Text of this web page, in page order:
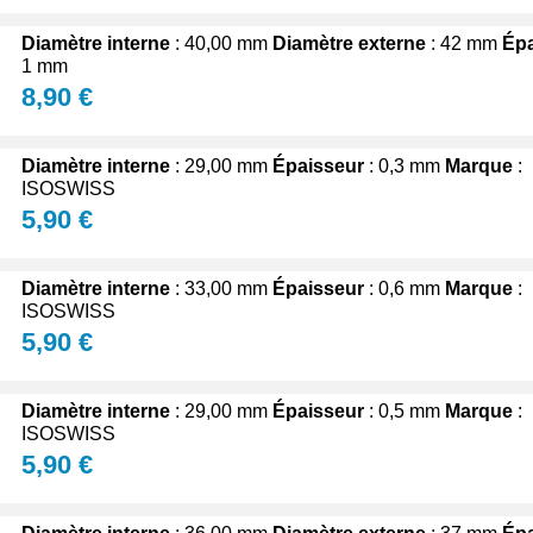
Diamètre interne : 40,00 mm Diamètre externe : 42 mm
1 mm
8,90 €
Diamètre interne : 29,00 mm Épaisseur : 0,3 mm Marque :
ISOSWISS
5,90 €
Diamètre interne : 33,00 mm Épaisseur : 0,6 mm Marque :
ISOSWISS
5,90 €
Diamètre interne : 29,00 mm Épaisseur : 0,5 mm Marque :
ISOSWISS
5,90 €